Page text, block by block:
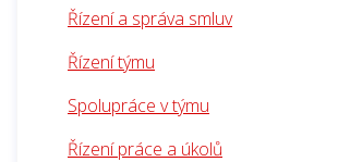
Řízení a správa smluv
Řízení týmu
Spolupráce v týmu
Řízení práce a úkolů